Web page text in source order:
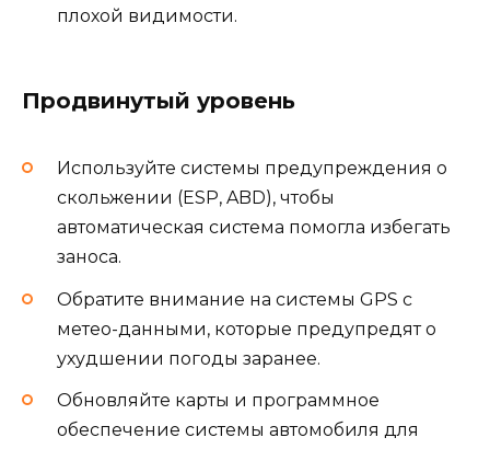
плохой видимости.
Продвинутый уровень
Используйте системы предупреждения о
скольжении (ESP, ABD), чтобы
автоматическая система помогла избегать
заноса.
Обратите внимание на системы GPS с
метео-данными, которые предупредят о
ухудшении погоды заранее.
Обновляйте карты и программное
обеспечение системы автомобиля для